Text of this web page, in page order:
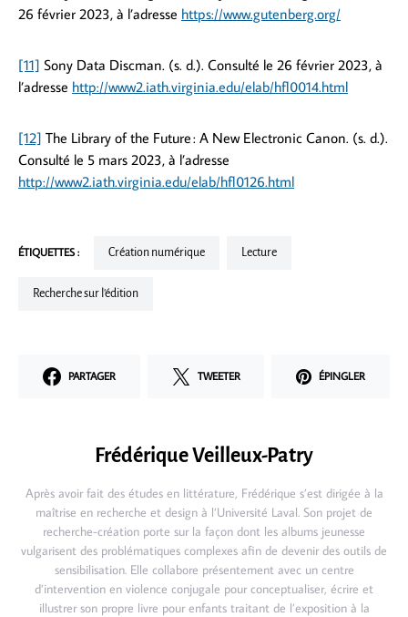
26 février 2023, à l’adresse https://www.gutenberg.org/
[11] Sony Data Discman. (s. d.). Consulté le 26 février 2023, à
l’adresse http://www2.iath.virginia.edu/elab/hfl0014.html
[12] The Library of the Future : A New Electronic Canon. (s. d.).
Consulté le 5 mars 2023, à l’adresse
http://www2.iath.virginia.edu/elab/hfl0126.html
ÉTIQUETTES : Création numérique Lecture
Recherche sur l'édition
PARTAGER TWEETER ÉPINGLER
Frédérique Veilleux-Patry
Après avoir fait des études en littérature, Frédérique s’est dirigée à la
maîtrise en recherche et design à l’Université Laval. Son projet de
recherche-création porte sur la façon dont les albums jeunesse
vulgarisent des problématiques complexes afin de devenir des outils de
sensibilisation. Elle collabore présentement avec un centre
d’intervention en violence conjugale pour conceptualiser, écrire et
illustrer son propre livre pour enfants traitant de l’exposition à la